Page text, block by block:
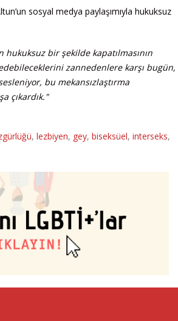
sosyal medya paylaşımıyla hukuksuz
bir şekilde kapatılmasının
zannedenlere karşı bugün,
bu mekansızlaştırma
çıkardık."
, lezbiyen, gey, biseksüel, interseks,